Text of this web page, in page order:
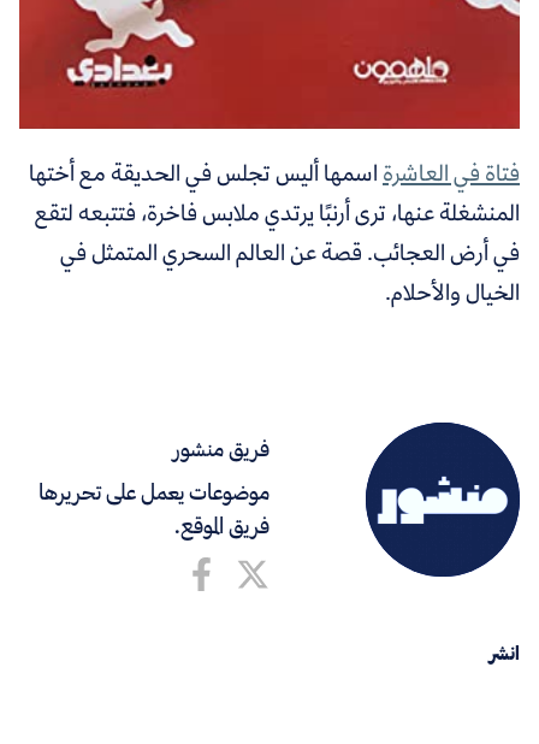
فريق منشور
موضوعات يعمل على تحريرها
فريق الموقع.
انشر
فتاة في العاشرةاسمها أليس تجلس في الحديقة مع أختها
المنشغلة عنها، ترى أرنبًا يرتدي ملابس فاخرة، فتتبعه لتقع
في أرض العجائب. قصة عن العالم السحري المتمثل في
الخيال والأحلام.